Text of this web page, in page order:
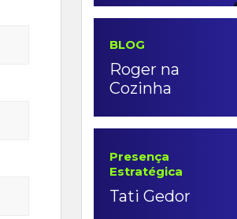
BLOG
Roger na
Cozinha
Presença
Estratégica
Tati Gedor